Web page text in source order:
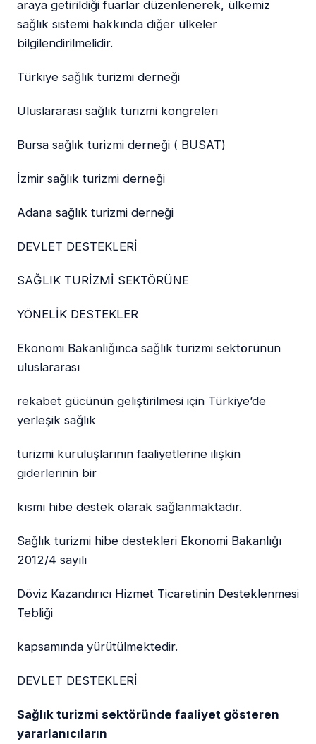
araya getirildiği fuarlar düzenlenerek, ülkemiz
sağlık sistemi hakkında diğer ülkeler
bilgilendirilmelidir.
Türkiye sağlık turizmi derneği
Uluslararası sağlık turizmi kongreleri
Bursa sağlık turizmi derneği ( BUSAT)
İzmir sağlık turizmi derneği
Adana sağlık turizmi derneği
DEVLET DESTEKLERİ
SAĞLIK TURİZMİ SEKTÖRÜNE
YÖNELİK DESTEKLER
Ekonomi Bakanlığınca sağlık turizmi sektörünün
uluslararası
rekabet gücünün geliştirilmesi için Türkiye’de
yerleşik sağlık
turizmi kuruluşlarının faaliyetlerine ilişkin
giderlerinin bir
kısmı hibe destek olarak sağlanmaktadır.
Sağlık turizmi hibe destekleri Ekonomi Bakanlığı
2012/4 sayılı
Döviz Kazandırıcı Hizmet Ticaretinin Desteklenmesi
Tebliği
kapsamında yürütülmektedir.
DEVLET DESTEKLERİ
Sağlık turizmi sektöründe faaliyet gösteren
yararlanıcıların